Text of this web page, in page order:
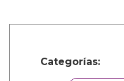
Categorías: